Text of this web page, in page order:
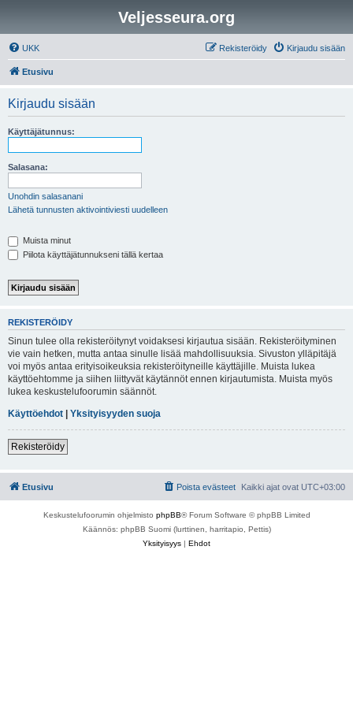
Veljesseura.org
UKK Kirjaudu sisään
Rekisteröidy
Etusivu
Kirjaudu sisään
Käyttäjätunnus:
Salasana:
Unohdin salasanani
Lähetä tunnusten aktivointiviesti uudelleen
Muista minut
Piilota käyttäjätunnukseni tällä kertaa
REKISTERÖIDY
Sinun tulee olla rekisteröitynyt voidaksesi kirjautua sisään. Rekisteröityminen
vie vain hetken, mutta antaa sinulle lisää mahdollisuuksia. Sivuston ylläpitäjä
voi myös antaa erityisoikeuksia rekisteröityneille käyttäjille. Muista lukea
käyttöehtomme ja siihen liittyvät käytännöt ennen kirjautumista. Muista myös
lukea keskustelufoorumin säännöt.
Käyttöehdot | Yksityisyyden suoja
Rekisteröidy
Etusivu Kaikki ajat ovat UTC+03:00
Poista evästeet
Keskustelufoorumin ohjelmisto phpBB® Forum Software © phpBB Limited
Käännös: phpBB Suomi (lurttinen, harritapio, Pettis)
Yksityisyys | Ehdot